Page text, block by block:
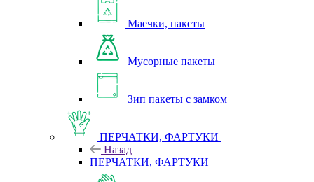
Маечки, пакеты
Мусорные пакеты
Зип пакеты с замком
ПЕРЧАТКИ, ФАРТУКИ
Назад
ПЕРЧАТКИ, ФАРТУКИ